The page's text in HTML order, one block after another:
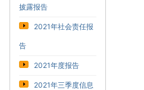
披露报告
2021年社会责任报
告
2021年度报告
2021年三季度信息